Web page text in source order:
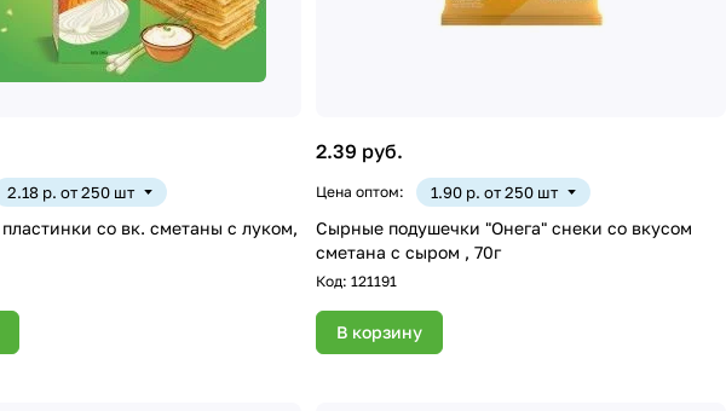
2.18 р. от 250 шт
2.39 руб.
Цена оптом: 1.90 р. от 250 шт
Сырные подушечки "Онега" снеки со вкусом
сметана с сыром , 70г
Код:121191
В корзину